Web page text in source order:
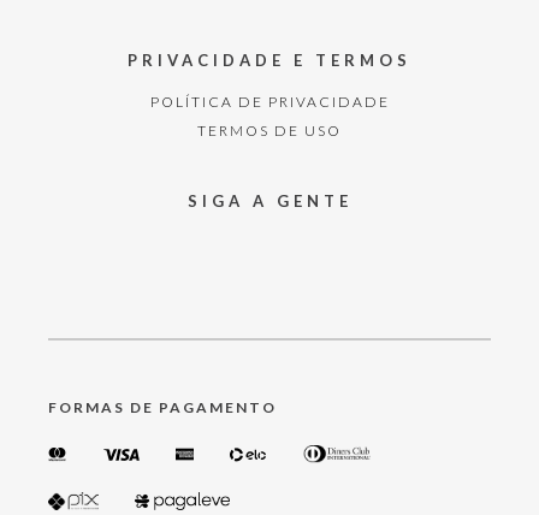
PRIVACIDADE E TERMOS
POLÍTICA DE PRIVACIDADE
TERMOS DE USO
SIGA A GENTE
FORMAS DE PAGAMENTO